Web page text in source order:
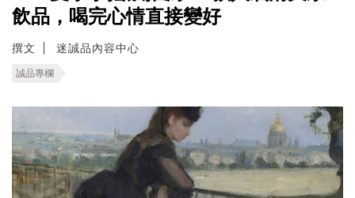
飲品，喝完心情直接變好
撰文 迷誠品內容中心
誠品專欄